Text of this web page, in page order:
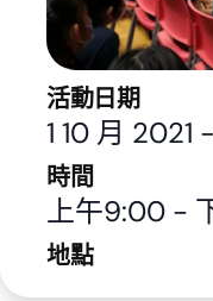
活動日期
1 10 月 2021 -
時間
上午9:00 -
地點